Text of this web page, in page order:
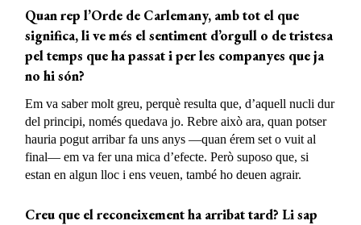
Quan rep l’Orde de Carlemany, amb tot el que
significa, li ve més el sentiment d’orgull o de tristesa
pel temps que ha passat i per les companyes que ja
no hi són?
Em va saber molt greu, perquè resulta que, d’aquell nucli dur
del principi, només quedava jo. Rebre això ara, quan potser
hauria pogut arribar fa uns anys —quan érem set o vuit al
final— em va fer una mica d’efecte. Però suposo que, si
estan en algun lloc i ens veuen, també ho deuen agrair.
Creu que el reconeixement ha arribat tard? Li sap